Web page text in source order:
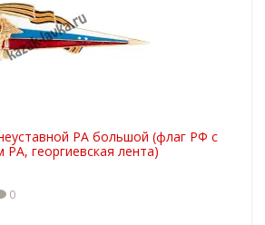
РА большой (флаг РФ с
РА, георгиевская лента)
0